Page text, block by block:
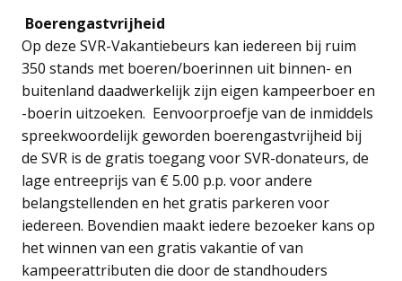
Boerengastvrijheid
Op deze SVR-Vakantiebeurs kan iedereen bij ruim
350 stands met boeren/boerinnen uit binnen- en
buitenland daadwerkelijk zijn eigen kampeerboer en
-boerin uitzoeken. Eenvoorproefje van de inmiddels
spreekwoordelijk geworden boerengastvrijheid bij
de SVR is de gratis toegang voor SVR-donateurs, de
lage entreeprijs van € 5.00 p.p. voor andere
belangstellenden en het gratis parkeren voor
iedereen. Bovendien maakt iedere bezoeker kans op
het winnen van een gratis vakantie of van
kampeerattributen die door de standhouders